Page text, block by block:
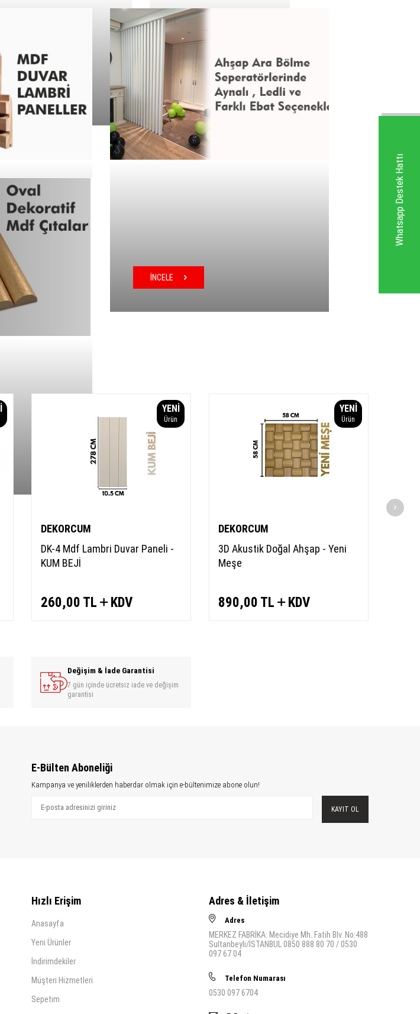
Whatsapp Destek Hattı
İNCELE
İNCELE
YENI
Ürün
DEKORCUM
DK-4 Mdf Lambri Duvar Paneli -
KUM BEJİ
260,00 TL KDV
YENI
Ürün
DEKORCUM
3D Akustik Doğal Ahşap - Yeni
Meşe
890,00 TL KDV
Değişim & İade Garantisi
7 gün içinde ücretsiz iade ve değişim
garantisi
E-Bülten Aboneliği
Kampanya ve yeniliklerden haberdar olmak için e-bültenimize abone olun!
KAYIT OL
Hızlı Erişim
Anasayfa
Yeni Ürünler
İndirimdekiler
Müşteri Hizmetleri
Sepetim
Adres & İletişim
Adres
MERKEZ FABRİKA: Mecidiye Mh. Fatih Blv. No:488
Sultanbeyli/İSTANBUL 0850 888 80 70 / 0530
097 67 04
Telefon Numarası
0530 097 6704